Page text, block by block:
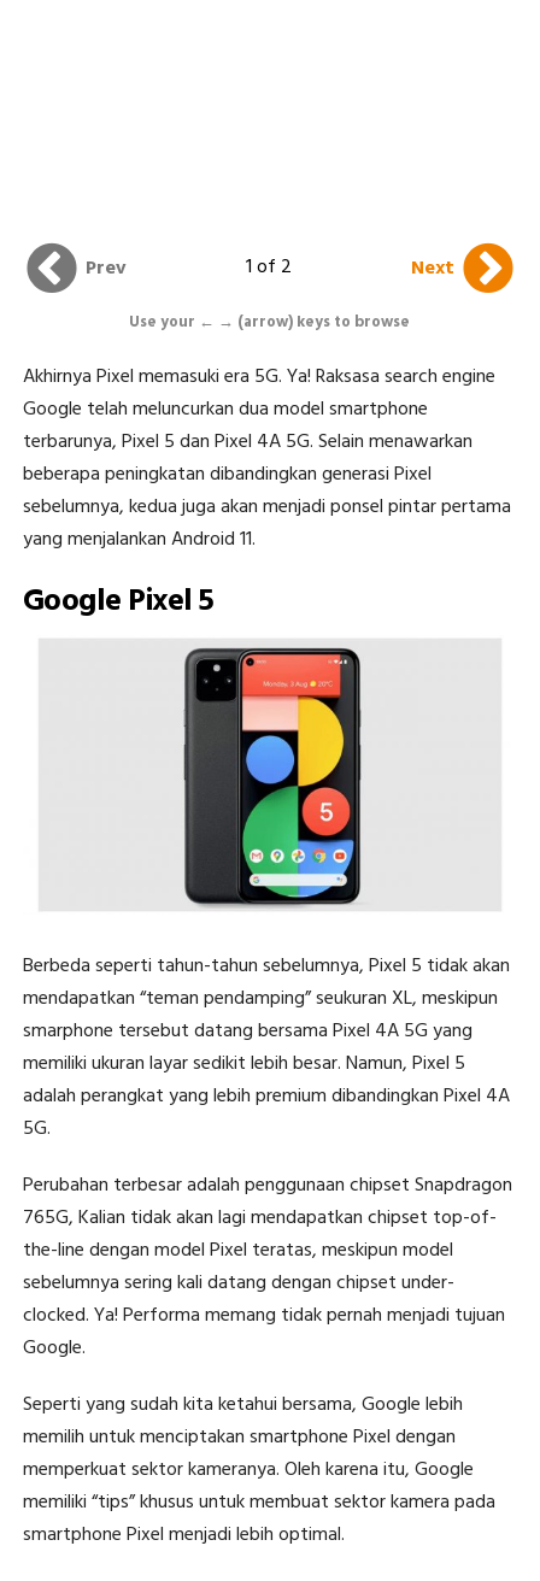
Prev 1 of 2 Next
Use your ← → (arrow) keys to browse
Akhirnya Pixel memasuki era 5G. Ya! Raksasa search engine
Google telah meluncurkan dua model smartphone
terbarunya, Pixel 5 dan Pixel 4A 5G. Selain menawarkan
beberapa peningkatan dibandingkan generasi Pixel
sebelumnya, kedua juga akan menjadi ponsel pintar pertama
yang menjalankan Android 11.
Google Pixel 5
Berbeda seperti tahun-tahun sebelumnya, Pixel 5 tidak akan
mendapatkan “teman pendamping” seukuran XL, meskipun
smarphone tersebut datang bersama Pixel 4A 5G yang
memiliki ukuran layar sedikit lebih besar. Namun, Pixel 5
adalah perangkat yang lebih premium dibandingkan Pixel 4A
5G.
Perubahan terbesar adalah penggunaan chipset Snapdragon
765G, Kalian tidak akan lagi mendapatkan chipset top-of-
the-line dengan model Pixel teratas, meskipun model
sebelumnya sering kali datang dengan chipset under-
clocked. Ya! Performa memang tidak pernah menjadi tujuan
Google.
Seperti yang sudah kita ketahui bersama, Google lebih
memilih untuk menciptakan smartphone Pixel dengan
memperkuat sektor kameranya. Oleh karena itu, Google
memiliki “tips” khusus untuk membuat sektor kamera pada
smartphone Pixel menjadi lebih optimal.